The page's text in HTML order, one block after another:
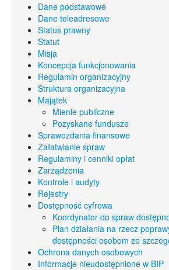
Dane podstawowe
Dane teleadresowe
Status prawny
Statut
Misja
Koncepcja funkcjonowania
Regulamin organizacyjny
Struktura organizacyjna
Majątek
Mienie publiczne
Pozyskane fundusze
Sprawozdania finansowe
Załatwianie spraw
Regulaminy i cenniki opłat
Zarządzenia
Kontrole i audyty
Rejestry
Dostępność cyfrowa
Koordynator do spraw
Plan działania na rzecz
dostępności osobom ze
Ochrona danych osobowych
Informacje nieudostępnione w BIP